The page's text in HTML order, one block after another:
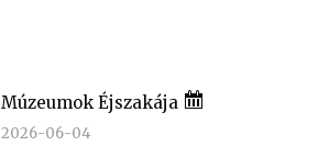
Múzeumok Éjszakája
2026-06-04